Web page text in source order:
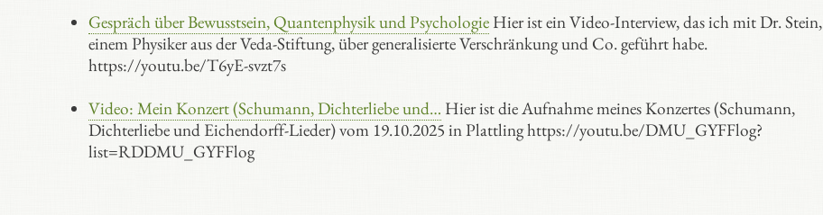
Gespräch über Bewusstsein, Quantenphysik und PsychologieHier ist ein Video-Interview, das ich mit Dr. Stein,
einem Physiker aus der Veda-Stiftung, über generalisierte Verschränkung und Co. geführt habe.
https://youtu.be/T6yE-svzt7s
Video: Mein Konzert (Schumann, Dichterliebe und… Hier ist die Aufnahme meines Konzertes (Schumann,
Dichterliebe und Eichendorff-Lieder) vom 19.10.2025 in Plattling https://youtu.be/DMU_GYFFlog?
list=RDDMU_GYFFlog